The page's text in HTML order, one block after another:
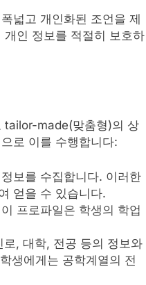
넓고 개인화된 조언을 제
인 정보를 적절히 보호하
tailor-made(맞춤형)의 상
로 이를 수행합니다:
보를 수집합니다. 이러한
얻을 수 있습니다.
프로파일은 학생의 학업
, 대학, 전공 등의 정보와
생에게는 공학계열의 전